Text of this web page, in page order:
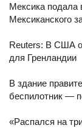
Мексика подала
Мексиканского
Reuters: В США
для Гренландии
В здание
беспилотник —
«Распался на